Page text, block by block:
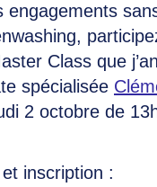
engagements
Class que
spécialisée
2 octobre de
inscription :